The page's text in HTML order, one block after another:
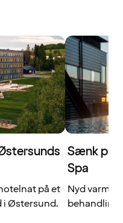
på et
i Østersund.
Sænk
Spa
Nyd varme